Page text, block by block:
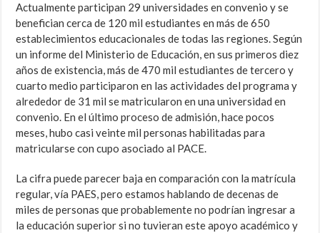
Actualmente participan 29 universidades en convenio y se
benefician cerca de 120 mil estudiantes en más de 650
establecimientos educacionales de todas las regiones. Según
un informe del Ministerio de Educación, en sus primeros diez
años de existencia, más de 470 mil estudiantes de tercero y
cuarto medio participaron en las actividades del programa y
alrededor de 31 mil se matricularon en una universidad en
convenio. En el último proceso de admisión, hace pocos
meses, hubo casi veinte mil personas habilitadas para
matricularse con cupo asociado al PACE.
La cifra puede parecer baja en comparación con la matrícula
regular, vía PAES, pero estamos hablando de decenas de
miles de personas que probablemente no podrían ingresar a
la educación superior si no tuvieran este apoyo académico y